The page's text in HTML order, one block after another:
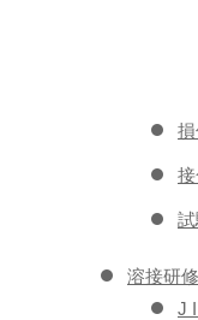
溶接研
J